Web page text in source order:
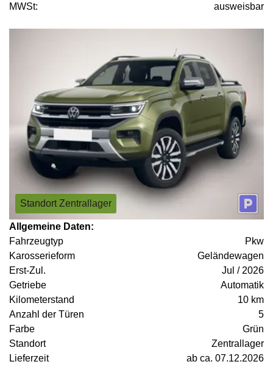
MWSt:
ausweisbar
Standort Zentrallager
Allgemeine Daten:
Fahrzeugtyp
Pkw
Karosserieform
Geländewagen
Erst-Zul.
Jul / 2026
Getriebe
Automatik
Kilometerstand
10 km
Anzahl der Türen
5
Farbe
Grün
Standort
Zentrallager
Lieferzeit
ab ca. 07.12.2026